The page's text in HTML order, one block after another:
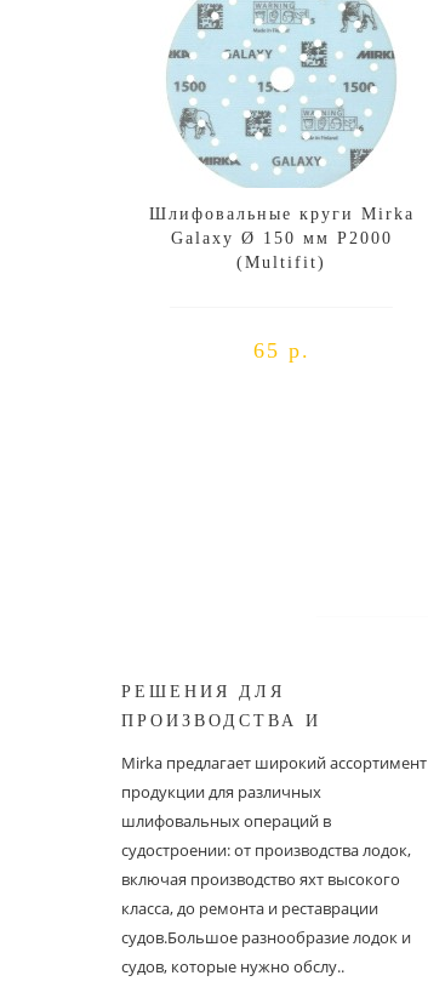
Шлифовальные круги Mirka
Galaxy Ø 150 мм P2000
(Multifit)
65 р.
РЕШЕНИЯ ДЛЯ
ПРОИЗВОДСТВА И
Mirka предлагает широкий ассортимент
продукции для различных
шлифовальных операций в
судостроении: от производства лодок,
включая производство яхт высокого
класса, до ремонта и реставрации
судов.Большое разнообразие лодок и
судов, которые нужно обслу..